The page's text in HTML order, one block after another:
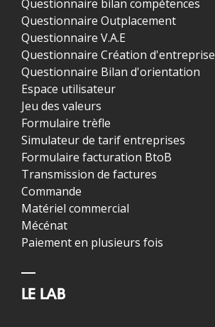
Questionnaire bilan compétences
Questionnaire Outplacement
Questionnaire V.A.E
Questionnaire Création d'entreprise
Questionnaire Bilan d'orientation
Espace utilisateur
Jeu des valeurs
Formulaire trèfle
Simulateur de tarif entreprises
Formulaire facturation BtoB
Transmission de factures
Commande
Matériel commercial
Mécénat
Paiement en plusieurs fois
LE LAB